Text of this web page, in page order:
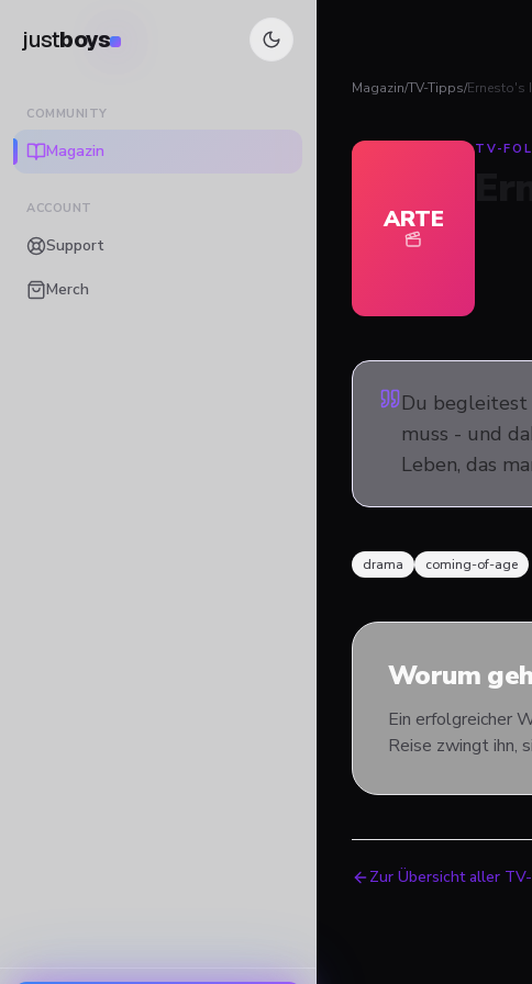
justboys
COMMUNITY
Magazin
ACCOUNT
Support
Merch
Magazin/TV-Tipps/Ernesto's
ARTE
TV-
Du begleitest
muss - und
Leben, das
drama coming-of-age
Worum
Ein erfolgreicher
Reise zwingt ihn,
Zur Übersicht aller